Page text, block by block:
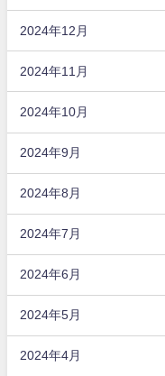
2024年12月
2024年11月
2024年10月
2024年9月
2024年8月
2024年7月
2024年6月
2024年5月
2024年4月